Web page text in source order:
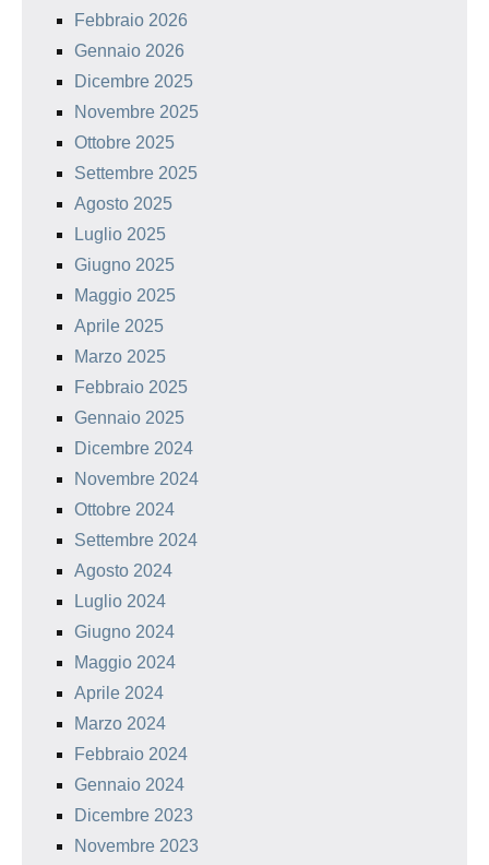
Febbraio 2026
Gennaio 2026
Dicembre 2025
Novembre 2025
Ottobre 2025
Settembre 2025
Agosto 2025
Luglio 2025
Giugno 2025
Maggio 2025
Aprile 2025
Marzo 2025
Febbraio 2025
Gennaio 2025
Dicembre 2024
Novembre 2024
Ottobre 2024
Settembre 2024
Agosto 2024
Luglio 2024
Giugno 2024
Maggio 2024
Aprile 2024
Marzo 2024
Febbraio 2024
Gennaio 2024
Dicembre 2023
Novembre 2023